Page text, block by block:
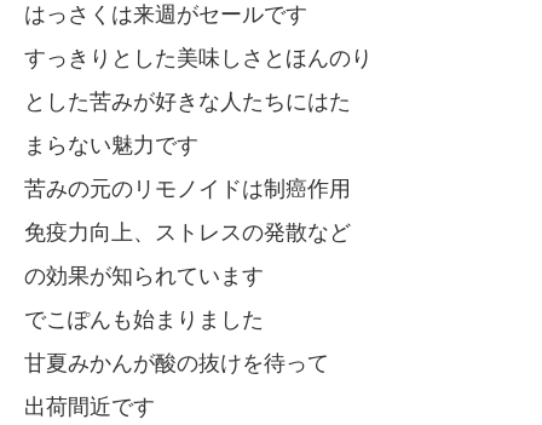
はっさくは来週がセールです
すっきりとした美味しさとほんのり
とした苦みが好きな人たちにはた
まらない魅力です
苦みの元のリモノイドは制癌作用
免疫力向上、ストレスの発散など
の効果が知られています
でこぽんも始まりました
甘夏みかんが酸の抜けを待って
出荷間近です